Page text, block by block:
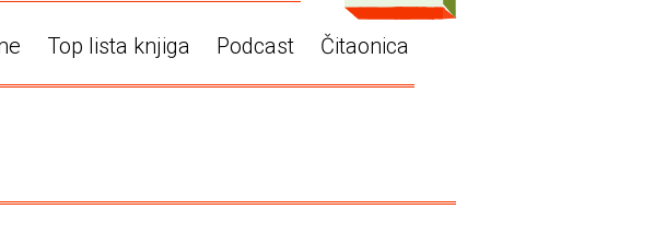
Top lista knjiga Podcast Čitaonica